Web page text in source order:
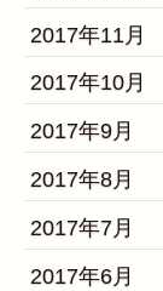
2017年11月
2017年10月
2017年9月
2017年8月
2017年7月
2017年6月